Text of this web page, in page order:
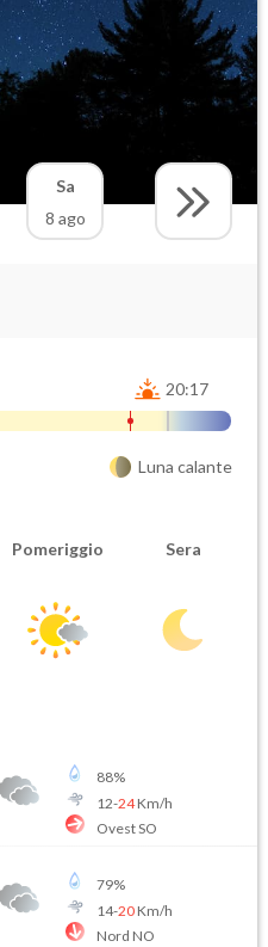
Sa
8 ago
20:17
Luna calante
Pomeriggio Sera
88%
12-24Km/h
Ovest SO
79%
14-20Km/h
Nord NO